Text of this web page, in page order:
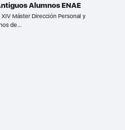
Alumnos ENAE
Máster Dirección Personal y
de...